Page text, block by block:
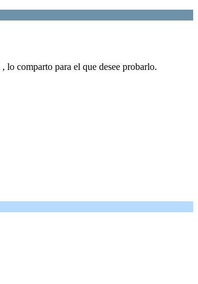
comparto para el que desee probarlo.